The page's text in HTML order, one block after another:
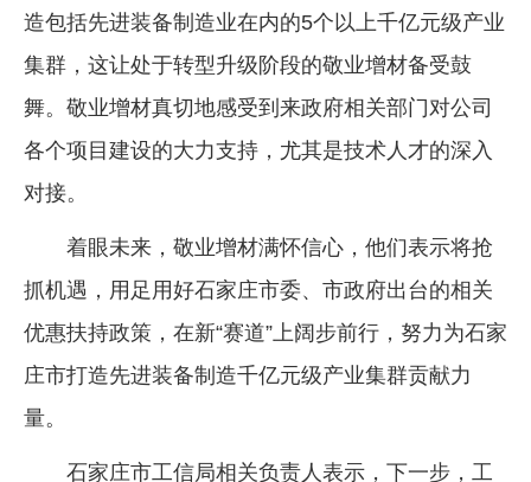
造包括先进装备制造业在内的5个以上千亿元级产业
集群，这让处于转型升级阶段的敬业增材备受鼓
舞。敬业增材真切地感受到来政府相关部门对公司
各个项目建设的大力支持，尤其是技术人才的深入
对接。
着眼未来，敬业增材满怀信心，他们表示将抢
抓机遇，用足用好石家庄市委、市政府出台的相关
优惠扶持政策，在新“赛道”上阔步前行，努力为石家
庄市打造先进装备制造千亿元级产业集群贡献力
量。
石家庄市工信局相关负责人表示，下一步，工